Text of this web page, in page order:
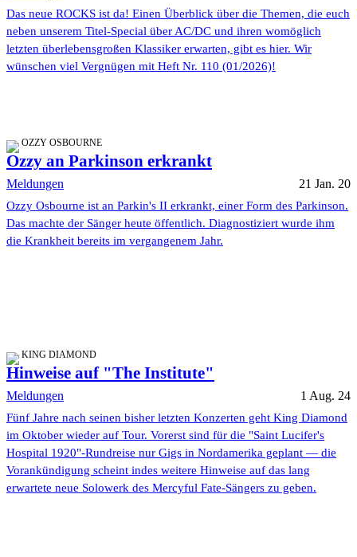
Das neue ROCKS ist da! Einen Überblick über die Themen, die euch
neben unserem Titel-Special über AC/DC und ihren womöglich
letzten überlebensgroßen Klassiker erwarten, gibt es hier. Wir
wünschen viel Vergnügen mit Heft Nr. 110 (01/2026)!
OZZY OSBOURNE
Ozzy an Parkinson erkrankt
Meldungen 21 Jan. 20
Ozzy Osbourne ist an Parkin's II erkrankt, einer Form des Parkinson.
Das machte der Sänger heute öffentlich. Diagnostiziert wurde ihm
die Krankheit bereits im vergangenem Jahr.
KING DIAMOND
Hinweise auf "The Institute"
Meldungen 1 Aug. 24
Fünf Jahre nach seinen bisher letzten Konzerten geht King Diamond
im Oktober wieder auf Tour. Vorerst sind für die "Saint Lucifer's
Hospital 1920"-Rundreise nur Gigs in Nordamerika geplant — die
Vorankündigung scheint indes weitere Hinweise auf das lang
erwartete neue Solowerk des Mercyful Fate-Sängers zu geben.